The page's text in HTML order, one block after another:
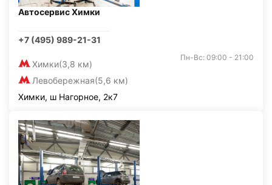
Автосервис Химки
+7 (495) 989-21-31
Химки(3,8 км)
Левобережная(5,6 км)
Пн-Вс: 09:00 - 21:00
Химки, ш Нагорное, 2к7